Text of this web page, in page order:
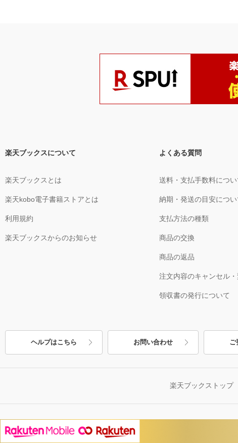
楽天ブックスについて
楽天ブックスとは
楽天kobo電子書籍ストアとは
利用規約
楽天ブックスからのお知らせ
よくある質問
送料・支払手数料につい
納期・発送の目安につい
支払方法の種類
商品の交換
商品の返品
注文内容のキャンセル
領収書の発行について
ヘルプはこちら お問い合わせ ご
楽天ブックストップ